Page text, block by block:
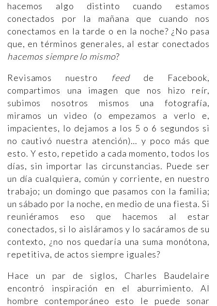
hacemos algo distinto cuando estamos
conectados por la mañana que cuando nos
conectamos en la tarde o en la noche? ¿No pasa
que, en términos generales, al estar conectados
hacemos siempre lo mismo?
Revisamos nuestro feedde Facebook,
compartimos una imagen que nos hizo reír,
subimos nosotros mismos una fotografía,
miramos un video (o empezamos a verlo e,
impacientes, lo dejamos a los 5 o 6 segundos si
no cautivó nuestra atención)… y poco más que
esto. Y esto, repetido a cada momento, todos los
días, sin importar las circunstancias. Puede ser
un día cualquiera, común y corriente, en nuestro
trabajo; un domingo que pasamos con la familia;
un sábado por la noche, en medio de una fiesta. Si
reuniéramos eso que hacemos al estar
conectados, si lo aisláramos y lo sacáramos de su
contexto, ¿no nos quedaría una suma monótona,
repetitiva, de actos siempre iguales?
Hace un par de siglos, Charles Baudelaire
encontró inspiración en el aburrimiento. Al
hombre contemporáneo esto le puede sonar